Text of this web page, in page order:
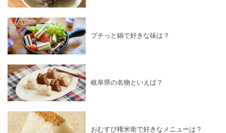
プチっと鍋で好きな味は？
岐阜県の名物といえば？
おむすび権米衛で好きなメニューは？